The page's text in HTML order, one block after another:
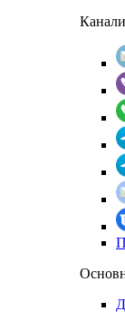
Канали